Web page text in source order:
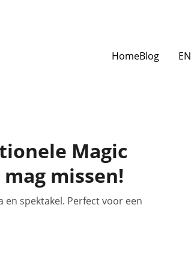
HomeBlog EN
Magic
missen!
spektakel. Perfect voor een